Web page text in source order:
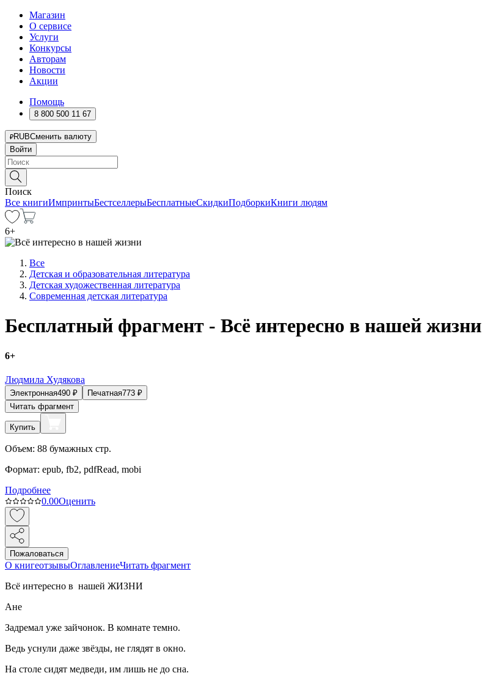
Магазин
О сервисе
Услуги
Конкурсы
Авторам
Новости
Акции
Помощь
8 800 500 11 67
RUBСменить валюту
Войти
Поиск
Все книгиИмпринтыБестселлерыБесплатныеСкидкиПодборкиКниги людям
6+
Все
Детская и образовательная литература
Детская художественная литература
Современная детская литература
Бесплатный фрагмент - Всё интересно в нашей жизни
6+
Людмила Худякова
Электронная490 ₽ Печатная773 ₽
Читать фрагмент
Купить
Объем: 88 бумажных стр.
Формат: epub, fb2, pdfRead, mobi
Подробнее
0.00Оценить
Пожаловаться
О книгеотзывыОглавлениеЧитать фрагмент
Всё интересно в нашей ЖИЗНИ
Ане
Задремал уже зайчонок. В комнате темно.
Ведь уснули даже звёзды, не глядят в окно.
На столе сидят медведи, им лишь не до сна.